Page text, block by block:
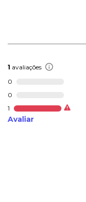
1 avaliações
0
0
1
Avaliar